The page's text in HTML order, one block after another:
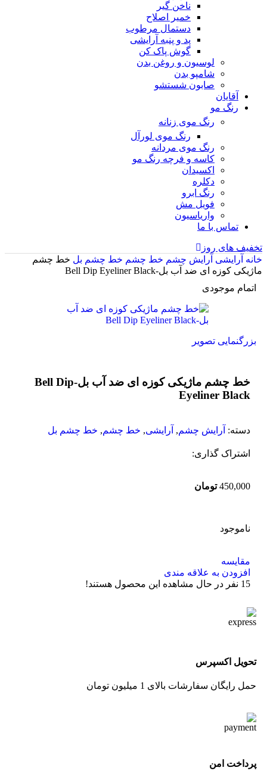
ناخن گیر
خمیر اصلاح
دستمال مرطوب
پد و پنبه آرایشی
گوش پاک کن
لوسیون و روغن بدن
شامپو بدن
صابون شستشو
آقایان
رنگ مو
رنگ موی زنانه
رنگ موی لورآل
رنگ موی مردانه
کاسه و فرچه رنگ مو
اکسیدان
دکلره
رنگ ابرو
فویل مش
واریاسیون
تماس با ما
تخفیف های روز
خانه آرایشی آرایش چشم خط چشم خط چشم بل خط چشم
ماژیکی کوزه ای ضد آب بل-Bell Dip Eyeliner Black
اتمام موجودی
بزرگنمایی تصویر
خط چشم ماژیکی کوزه ای ضد آب بل-Bell Dip
Eyeliner Black
دسته: آرایش چشم, آرایشی, خط چشم, خط چشم بل
اشتراک گذاری:
450,000 تومان
ناموجود
مقایسه
افزودن به علاقه مندی
15 نفر در حال مشاهده این محصول هستند!
تحویل اکسپرس
حمل رایگان سفارشات بالای 1 میلیون تومان
پرداخت امن